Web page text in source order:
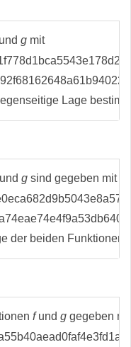
g mit
Lage
g sind gegeben mit
der beiden Funktionen.
fund g gegeben mit